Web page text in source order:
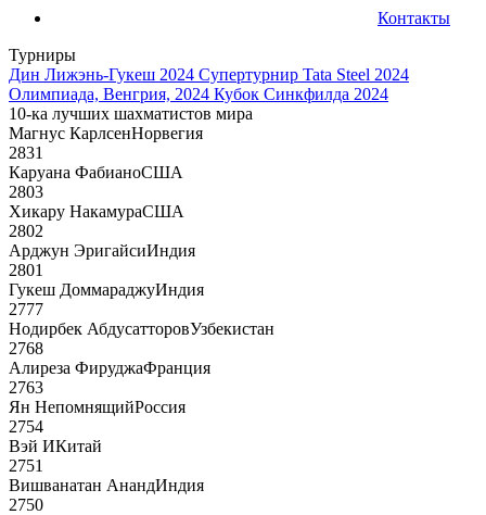
Контакты
Турниры
Дин Лижэнь-Гукеш 2024 Супертурнир Tata Steel 2024
Олимпиада, Венгрия, 2024 Кубок Синкфилда 2024
10-ка лучших шахматистов мира
Магнус КарлсенНорвегия
2831
Каруана ФабианоСША
2803
Хикару НакамураСША
2802
Арджун ЭригайсиИндия
2801
Гукеш ДоммараджуИндия
2777
Нодирбек АбдусатторовУзбекистан
2768
Алиреза ФируджаФранция
2763
Ян НепомнящийРоссия
2754
Вэй ИКитай
2751
Вишванатан АнандИндия
2750